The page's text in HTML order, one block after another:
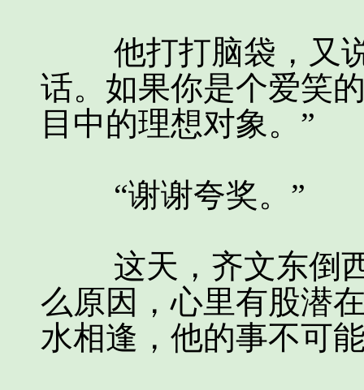
他打打脑袋，又说
话。如果你是个爱笑
目中的理想对象。”
“谢谢夸奖。”
这天，齐文东倒西
么原因，心里有股潜
水相逢，他的事不可